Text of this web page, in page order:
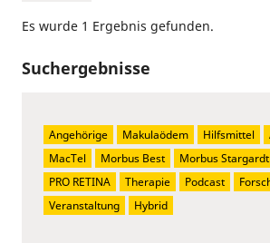
Es wurde 1 Ergebnis gefunden.
Suchergebnisse
Angehörige Makulaödem Hilfsmittel
MacTel
Morbus Best Morbus Stargardt
PRO RETINA
Therapie Podcast
Veranstaltung
Hybrid